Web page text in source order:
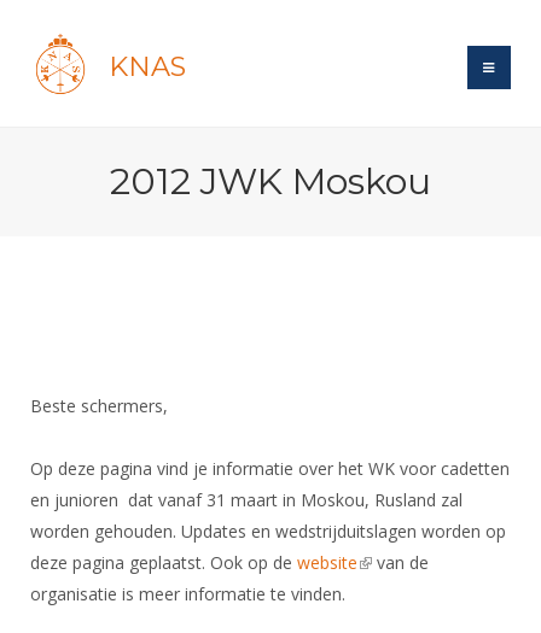
KNAS
Maandelijks archief
Evenement
Gebruiksvoorwaarden
Reglementen
Sponsors en Partners
Organisatie
Bestuur
Lichtzwaardschermen
Wedstrijdsport
Ranglijsten
Oranje
DBT
FBT
Voor de jeugd
Ouders en vereniging
Jeugdkampen
Brassardsysteem
Forums
Forums
Schermforum
Nieuws
Zoek Vereniging
Contact
NK organiseren
2012 JWK Moskou
Beste schermers,
Op deze pagina vind je informatie over het WK voor cadetten
en junioren dat vanaf 31 maart in Moskou, Rusland zal
worden gehouden. Updates en wedstrijduitslagen worden op
deze pagina geplaatst. Ook op de website(link is external)
van de
organisatie is meer informatie te vinden.